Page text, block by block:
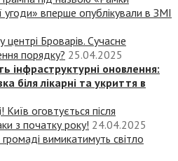
угоди» вперше опублікували в ЗМІ
Броварів. Сучасне
порядку? 25.04.2025
інфраструктурні оновлення:
біля лікарні та укриття в
Київ оговтується після
з початку року! 24.04.2025
вимикатимуть світло